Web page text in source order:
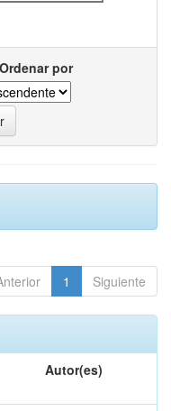
Ordenar por
1 Siguiente
Autor(es)